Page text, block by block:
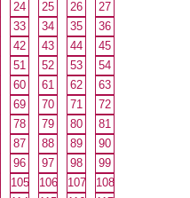
24 25 26
27
33 34 35
36
42 43 44
45
51 52 53
54
60 61 62
63
69 70 71
72
78 79 80
81
87 88 89
90
96 97 98
99
105 106 107
108